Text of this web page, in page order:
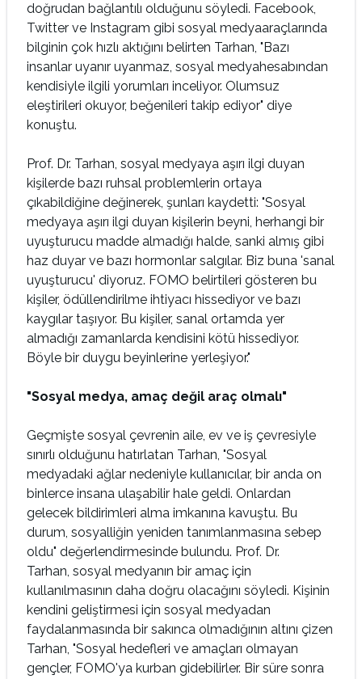
doğrudan bağlantılı olduğunu söyledi. Facebook,
Twitter ve Instagram gibi sosyal medyaaraçlarında
bilginin çok hızlı aktığını belirten Tarhan, "Bazı
insanlar uyanır uyanmaz, sosyal medyahesabından
kendisiyle ilgili yorumları inceliyor. Olumsuz
eleştirileri okuyor, beğenileri takip ediyor" diye
konuştu.
Prof. Dr. Tarhan, sosyal medyaya aşırı ilgi duyan
kişilerde bazı ruhsal problemlerin ortaya
çıkabildiğine değinerek, şunları kaydetti: "Sosyal
medyaya aşırı ilgi duyan kişilerin beyni, herhangi bir
uyuşturucu madde almadığı halde, sanki almış gibi
haz duyar ve bazı hormonlar salgılar. Biz buna 'sanal
uyuşturucu' diyoruz. FOMO belirtileri gösteren bu
kişiler, ödüllendirilme ihtiyacı hissediyor ve bazı
kaygılar taşıyor. Bu kişiler, sanal ortamda yer
almadığı zamanlarda kendisini kötü hissediyor.
Böyle bir duygu beyinlerine yerleşiyor."
"Sosyal medya, amaç değil araç olmalı"
Geçmişte sosyal çevrenin aile, ev ve iş çevresiyle
sınırlı olduğunu hatırlatan Tarhan, "Sosyal
medyadaki ağlar nedeniyle kullanıcılar, bir anda on
binlerce insana ulaşabilir hale geldi. Onlardan
gelecek bildirimleri alma imkanına kavuştu. Bu
durum, sosyalliğin yeniden tanımlanmasına sebep
oldu" değerlendirmesinde bulundu. Prof. Dr.
Tarhan, sosyal medyanın bir amaç için
kullanılmasının daha doğru olacağını söyledi. Kişinin
kendini geliştirmesi için sosyal medyadan
faydalanmasında bir sakınca olmadığının altını çizen
Tarhan, "Sosyal hedefleri ve amaçları olmayan
gençler, FOMO'ya kurban gidebilirler. Bir süre sonra